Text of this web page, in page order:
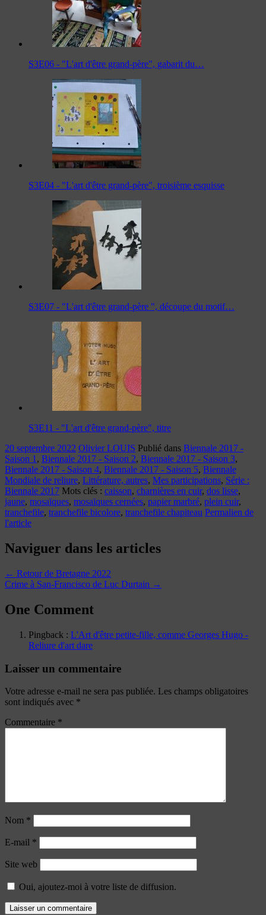
S3E06 - "L'art d'être grand-père", gabarit du…
S3E04 - "L'art d'être grand-père", troisième esquisse
S3E07 - "L'art d'être grand-père ", découpe du motif…
S3E11 - "L'art d'être grand-père", titre
20 septembre 2022 Olivier LOUIS Publié dans Biennale 2017 -
Saison 1 , Biennale 2017 - Saison 2, Biennale 2017 - Saison 3,
Biennale 2017 - Saison 4, Biennale 2017 - Saison 5, Biennale
Mondiale de reliure, Littérature, autres, Mes participations, Série :
Biennale 2017 Mots clés : caisson, charnières en cuir, dos lisse,
jaune, mosaïques, mosaïques cernées, papier marbré, plein cuir,
tranchefile, tranchefile bicolore, tranchefile chapiteau Permalien de
l'article
Naviguer dans les articles
← Retour de Bretagne 2022
Crime à San-Francisco de Luc Durtain →
One Comment
Pingback : L'Art d'être petite-fille, comme Georges Hugo -
Reliure d'art dare
Laisser un commentaire
Votre adresse e-mail ne sera pas publiée. Les champs obligatoires
sont indiqués avec *
Commentaire *
Nom *
E-mail *
Site web
Oui, ajoutez-moi à votre liste de diffusion.